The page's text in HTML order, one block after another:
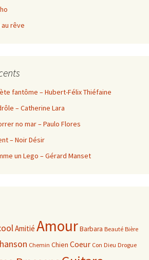
rêve
fantôme – Hubert-Félix Thiéfaine
– Catherine Lara
no mar – Paulo Flores
– Noir Désir
un Lego – Gérard Manset
Amitié AmourBarbara Beauté Bière
Chemin Chien Coeur Con Dieu Drogue